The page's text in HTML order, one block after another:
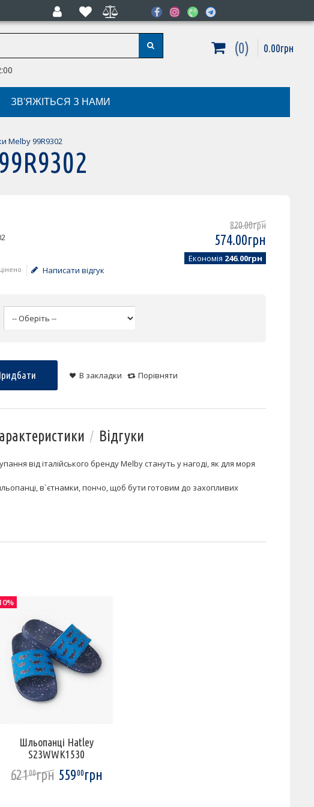
0 0.00грн
ЗВ'ЯЖІТЬСЯ З НАМИ
Melby 99R9302
820.00грн
574.00грн
Економія 246.00грн
Написати відгук
В закладки Порівняти
Відгуки
від італійського бренду Melby стануть у нагоді, як для моря
в`єтнамки, пончо, щоб бути готовим до захопливих
Шльопанці Hatley
S23WWK1530
62100грн 55900грн